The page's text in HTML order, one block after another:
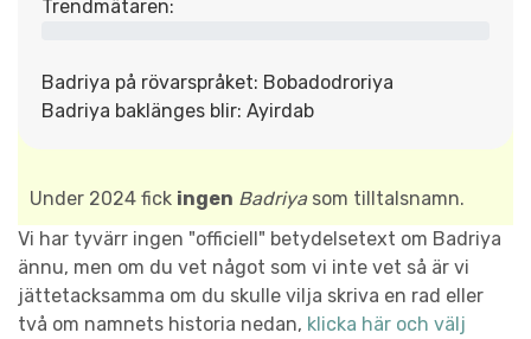
Trendmätaren:
Badriya på rövarspråket: Bobadodroriya
Badriya baklänges blir: Ayirdab
Under 2024 fick ingen Badriyasom tilltalsnamn.
Vi har tyvärr ingen "officiell" betydelsetext om Badriya
ännu, men om du vet något som vi inte vet så är vi
jättetacksamma om du skulle vilja skriva en rad eller
två om namnets historia nedan, klicka här och välj